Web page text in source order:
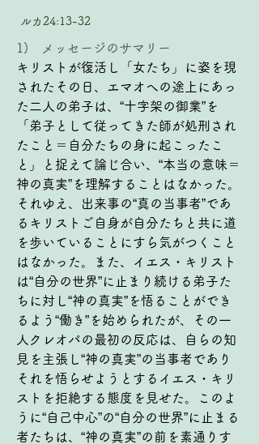
ルカ24:13-32
1)   メッセージのサマリー
キリストが復活し「女たち」に姿を現
されたその日、エマオへの途上にあっ
た二人の弟子は、“十字架の御業”を
「弟子として従ってきた師が処刑され
たこと＝自分たちの身に起こったこ
と」と捉えて論じ合い、“本当の意味＝
神の真実”を理解することはなかった。
それゆえ、出来事の“真の当事者”であ
るキリストご自身が自分たちと共に道
を歩いていることにすら気がつくこと
はなかった。また、イエス・キリスト
は“自分の世界”に止まり続ける弟子た
ちに対し“神の真実”を悟ることができ
るよう“働き”を始められたが、その一
人クレオパの最初の反応は、自らの知
見を主張し“神の真実”の当事者であり
それを悟らせようとするイエス・キリ
ストを拒絶する態度を見せた。このよ
うに“自己中心”の“自分の世界”に止まる
者たちは、“神の真実”の前を素通りす